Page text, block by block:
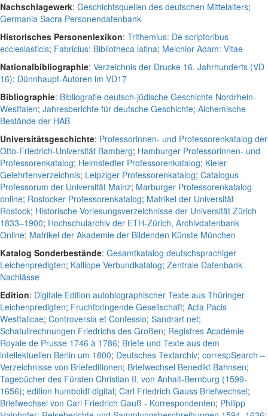
Nachschlagewerk: Geschichtsquellen des deutschen Mittelalters;
Germania Sacra Personendatenbank
Historisches Personenlexikon: Trithemius: De scriptoribus
ecclesiasticis; Fabricius: Bibliotheca latina; Melchior Adam: Vitae
Nationalbibliographie: Verzeichnis der Drucke 16. Jahrhunderts (VD
16); Dünnhaupt-Autoren im VD17
Bibliographie: Bibliografie deutsch-jüdische Geschichte Nordrhein-
Westfalen; Jahresberichte für deutsche Geschichte; Alchemische
Bestände der HAB
Universitätsgeschichte: Professorinnen- und Professorenkatalog der
Otto-Friedrich-Universität Bamberg; Hamburger Professorinnen- und
Professorenkatalog; Helmstedter Professorenkatalog; Kieler
Gelehrtenverzeichnis; Leipziger Professorenkatalog; Catalogus
Professorum der Universität Mainz; Marburger Professorenkatalog
online; Rostocker Professorenkatalog; Matrikel der Universität
Rostock; Historische Vorlesungsverzeichnisse der Universität Zürich
1833–1900; Hochschularchiv der ETH-Zürich, Archivdatenbank
Online; Matrikel der Akademie der Bildenden Künste München
Katalog Sonderbestände: Gesamtkatalog deutschsprachiger
Leichenpredigten; Kalliope Verbundkatalog; Zentrale Datenbank
Nachlässe
Edition: Digitale Edition autobiographischer Texte aus Thüringer
Leichenpredigten; Fruchtbringende Gesellschaft; Acta Pacis
Westfalicae; Controversia et Confessio; Sandrart.net;
Schatullrechnungen Friedrichs des Großen; Registres Académie
Royale de Prusse 1746 à 1786; Briefe und Texte aus dem
intellektuellen Berlin um 1800; Deutsches Textarchiv; correspSearch –
Verzeichnisse von Briefeditionen; Briefwechsel Benedikt Bahnsen;
Tagebücher des Fürsten Christian II. von Anhalt-Bernburg (1599-
1656); edition humboldt digital; Carl Friedrich Gauss Briefwechsel;
Briefwechsel von Carl Friedrich Gauß - Korrespondenten; Philipp